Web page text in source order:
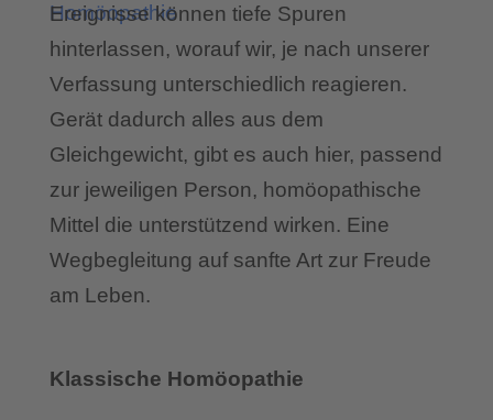
Homöopathie
Ereignisse können tiefe Spuren
hinterlassen, worauf wir, je nach unserer
Verfassung unterschiedlich reagieren.
Gerät dadurch alles aus dem
Gleichgewicht, gibt es auch hier, passend
zur jeweiligen Person, homöopathische
Mittel die unterstützend wirken. Eine
Wegbegleitung auf sanfte Art zur Freude
am Leben.
Klassische Homöopathie